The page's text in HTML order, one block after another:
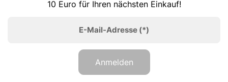
10 Euro für Ihren nächsten Einkauf!
E-Mail-Adresse (*)
Anmelden